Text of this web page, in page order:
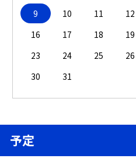
9
10 11 12
16
17 18 19
23
24 25 26
30
31
予定